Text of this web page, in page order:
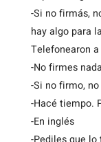
-Si no firmás,
hay algo para
Telefonearon
-No firmes
-Si no firmo,
-Hacé tiempo.
-En inglés